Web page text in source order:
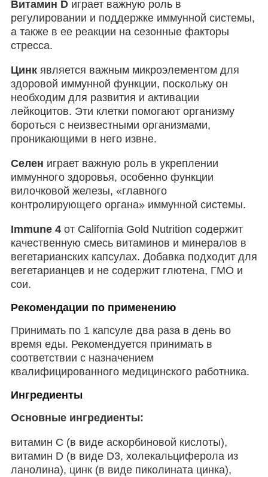
Витамин D играет важную роль в
регулировании и поддержке иммунной системы,
а также в ее реакции на сезонные факторы
стресса.
Цинк является важным микроэлементом для
здоровой иммунной функции, поскольку он
необходим для развития и активации
лейкоцитов. Эти клетки помогают организму
бороться с неизвестными организмами,
проникающими в него извне.
Селен играет важную роль в укреплении
иммунного здоровья, особенно функции
вилочковой железы, «главного
контролирующего органа» иммунной системы.
Immune 4от California Gold Nutrition содержит
качественную смесь витаминов и минералов в
вегетарианских капсулах. Добавка подходит для
вегетарианцев и не содержит глютена, ГМО и
сои.
Рекомендации по применению
Принимать по 1 капсуле два раза в день во
время еды. Рекомендуется принимать в
соответствии с назначением
квалифицированного медицинского работника.
Ингредиенты
Основные ингредиенты:
витамин С (в виде аскорбиновой кислоты),
витамин D (в виде D3, холекальциферола из
ланолина), цинк (в виде пиколината цинка),